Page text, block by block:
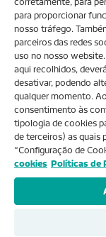
O MEU
Sobre nós
Ajuda e FAQs
Produtos e
para proporcionar
nosso tráfego.
parceiros das redes
uso no nosso
aqui recolhidos,
desativar, podendo
qualquer momento.
consentimento às
tipologia de cookies
de terceiros) as quais
“Configuração de
cookies Políticas de